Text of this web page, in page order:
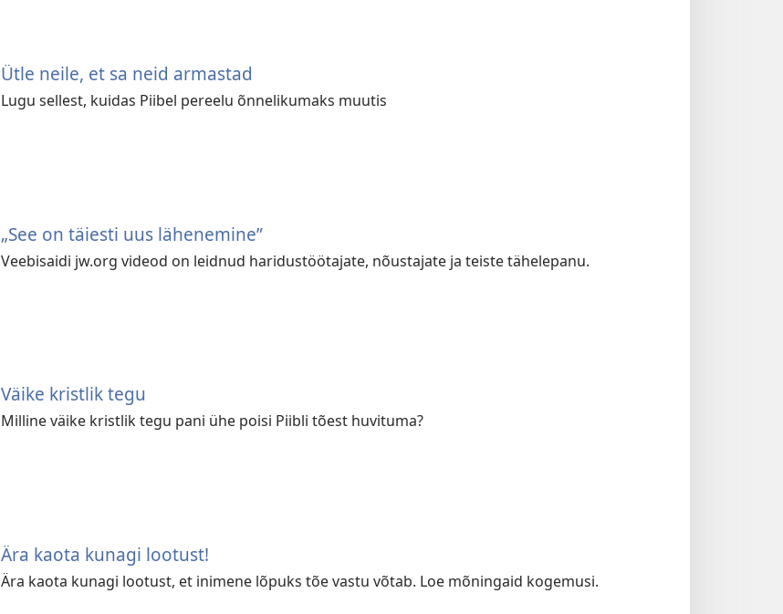
Ütle neile, et sa neid armastad
Lugu sellest, kuidas Piibel pereelu õnnelikumaks muutis
„See on täiesti uus lähenemine”
Veebisaidi jw.org videod on leidnud haridustöötajate, nõustajate ja teiste tähelepanu.
Väike kristlik tegu
Milline väike kristlik tegu pani ühe poisi Piibli tõest huvituma?
Ära kaota kunagi lootust!
Ära kaota kunagi lootust, et inimene lõpuks tõe vastu võtab. Loe mõningaid kogemusi.